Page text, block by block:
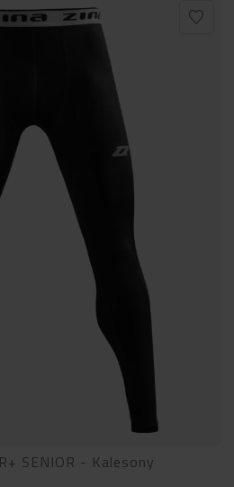
SENIOR - Kalesony